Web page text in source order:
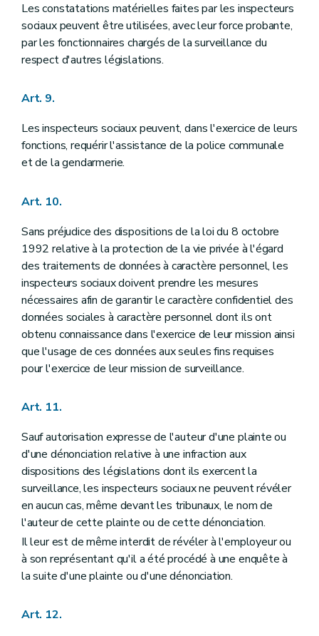
Les constatations matérielles faites par les inspecteurs
sociaux peuvent être utilisées, avec leur force probante,
par les fonctionnaires chargés de la surveillance du
respect d'autres législations.
Art. 9.
Les inspecteurs sociaux peuvent, dans l'exercice de leurs
fonctions, requérir l'assistance de la police communale
et de la gendarmerie.
Art. 10.
Sans préjudice des dispositions de la loi du 8 octobre
1992 relative à la protection de la vie privée à l'égard
des traitements de données à caractère personnel, les
inspecteurs sociaux doivent prendre les mesures
nécessaires afin de garantir le caractère confidentiel des
données sociales à caractère personnel dont ils ont
obtenu connaissance dans l'exercice de leur mission ainsi
que l'usage de ces données aux seules fins requises
pour l'exercice de leur mission de surveillance.
Art. 11.
Sauf autorisation expresse de l'auteur d'une plainte ou
d'une dénonciation relative à une infraction aux
dispositions des législations dont ils exercent la
surveillance, les inspecteurs sociaux ne peuvent révéler
en aucun cas, même devant les tribunaux, le nom de
l'auteur de cette plainte ou de cette dénonciation.
Il leur est de même interdit de révéler à l'employeur ou
à son représentant qu'il a été procédé à une enquête à
la suite d'une plainte ou d'une dénonciation.
Art. 12.